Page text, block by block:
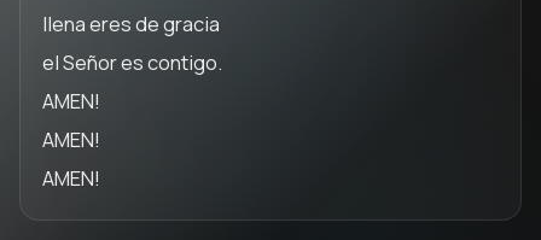
llena eres de gracia
el Señor es contigo.
AMEN!
AMEN!
AMEN!